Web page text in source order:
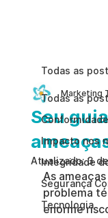
Todas as
Impacto nos
Integridade
Segurança
Tecnologia
Todas as
Seu
Marketing
Atualizado:3
As
problema
enorme